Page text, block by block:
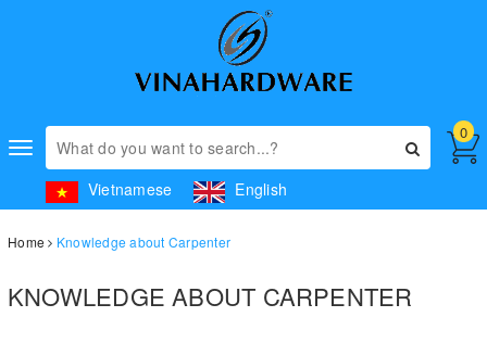
Toggle
navigation
Vietnamese English
0
Home Knowledge about Carpenter
KNOWLEDGE ABOUT CARPENTER